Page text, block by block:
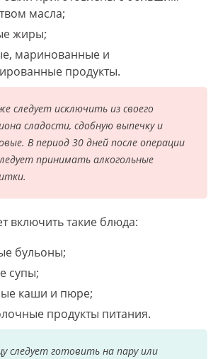
масла;
жиры;
маринованные и
продукты.
следует исключить из своего
сладости, сдобную выпечку и
В период 30 дней после операции
принимать алкогольные
включить такие блюда:
бульоны;
супы;
каши и пюре;
продукты питания.
следует готовить на пару или